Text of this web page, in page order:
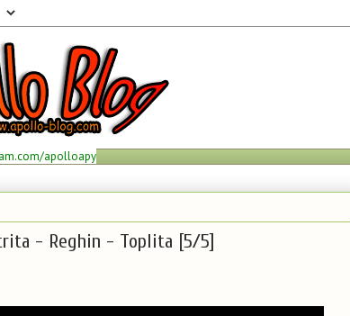
apolloapy
- Reghin - Toplita [5/5]